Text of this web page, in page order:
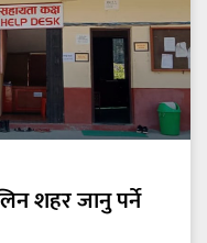
शहर जानु पर्ने